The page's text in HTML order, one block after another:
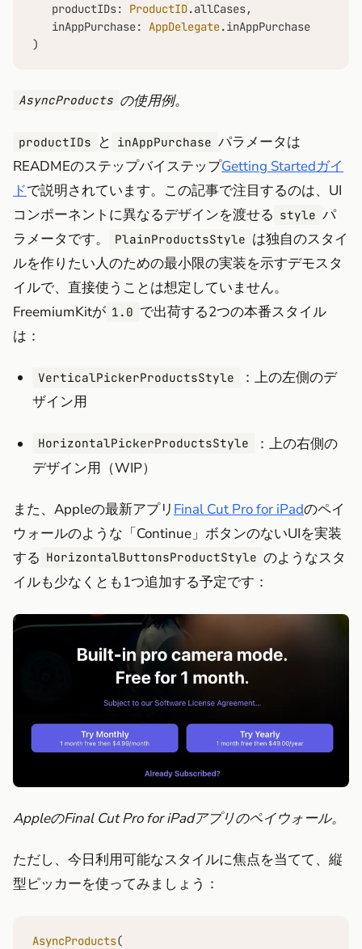
   productIDs:
ProductID.allCases,
   inAppPurchase:
AppDelegate.inAppPurchase
)
AsyncProducts の使用例。
productIDs と inAppPurchase パラメータは
READMEのステップバイステップGetting Startedガイ
ドで説明されています。この記事で注目するのは、UI
コンポーネントに異なるデザインを渡せる style パ
ラメータです。
PlainProductsStyle は独自のスタイ
ルを作りたい人のための最小限の実装を示すデモスタ
イルで、直接使うことは想定していません。
FreemiumKitが 1.0 で出荷する2つの本番スタイル
は：
VerticalPickerProductsStyle
：上の左側のデ
ザイン用
HorizontalPickerProductsStyle
：上の右側の
デザイン用（WIP）
また、Appleの最新アプリ Final Cut Pro for iPadのペイ
ウォールのような「Continue」ボタンのないUIを実装
する HorizontalButtonsProductStyle のようなスタ
イルも少なくとも1つ追加する予定です：
AppleのFinal Cut Pro for iPadアプリのペイウォール。
ただし、今日利用可能なスタイルに焦点を当てて、縦
型ピッカーを使ってみましょう：
AsyncProducts(